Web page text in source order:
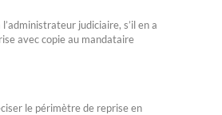
judiciaire, s’il en a
avec copie au mandataire
le périmètre de reprise en